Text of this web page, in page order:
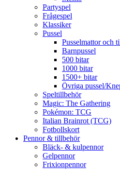
Partyspel
Frågespel
Klassiker
Pussel
Pusselmattor och
Barnpussel
500 bitar
1000 bitar
1500+ bitar
Övriga pussel/
Speltillbehör
Magic: The Gathering
Pokémon: TCG
Italian Brainrot (TCG)
Fotbollskort
Pennor & tillbehör
Bläck- & kulpennor
Gelpennor
Frixionpennor